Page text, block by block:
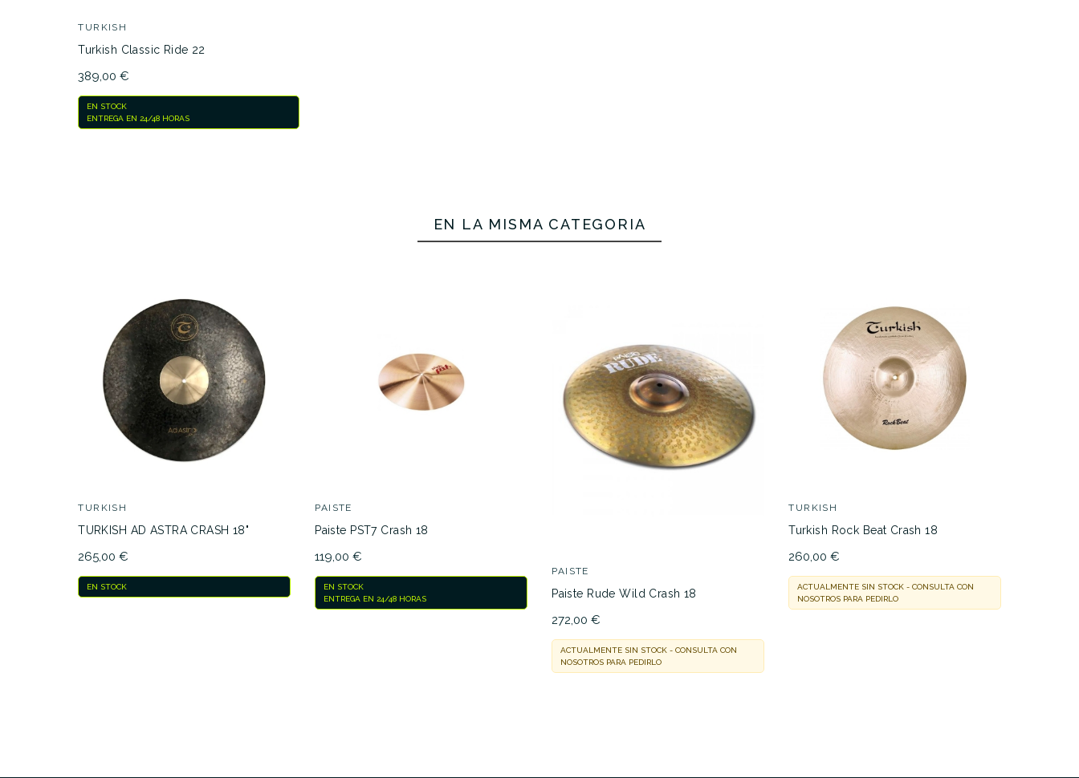
TURKISH
Turkish Classic Ride 22
389,00 €
EN STOCK
ENTREGA EN 24/48 HORAS
EN LA MISMA CATEGORÍA
TURKISH
TURKISH AD ASTRA CRASH 18"
265,00 €
EN STOCK
PAISTE
Paiste PST7 Crash 18
119,00 €
EN STOCK
ENTREGA EN 24/48 HORAS
PAISTE
Paiste Rude Wild Crash 18
272,00 €
ACTUALMENTE SIN STOCK - CONSULTA CON
NOSOTROS PARA PEDIRLO
TURKISH
Turkish Rock Beat Crash 18
260,00 €
ACTUALMENTE SIN STOCK - CONSULTA CON
NOSOTROS PARA PEDIRLO